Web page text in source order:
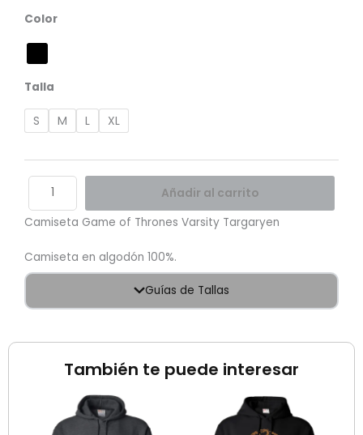
de un cliente
Color
Talla
S M L XL
Camiseta
Varsity
Targaryen
cantidad
Añadir al carrito
Camiseta Game of Thrones Varsity Targaryen
Camiseta en algodón 100%.
Guías de Tallas
También te puede interesar